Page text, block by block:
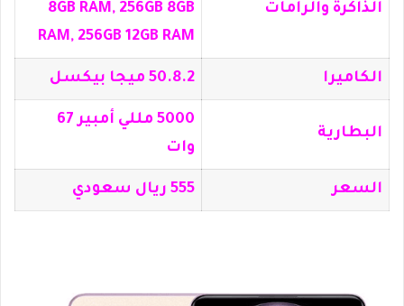
الذاكرة والرامات
8GB RAM, 256GB 8GB
RAM, 256GB 12GB RAM
الكاميرا 50.8.2 ميجا بيكسل
البطارية
5000 مللي أمبير 67
وات
السعر 555 ريال سعودي